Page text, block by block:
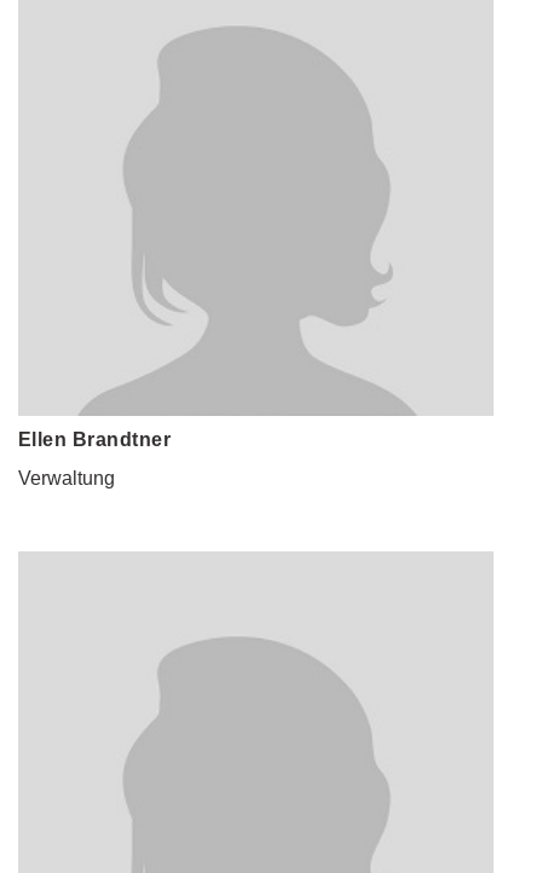
Ellen Brandtner
Verwaltung